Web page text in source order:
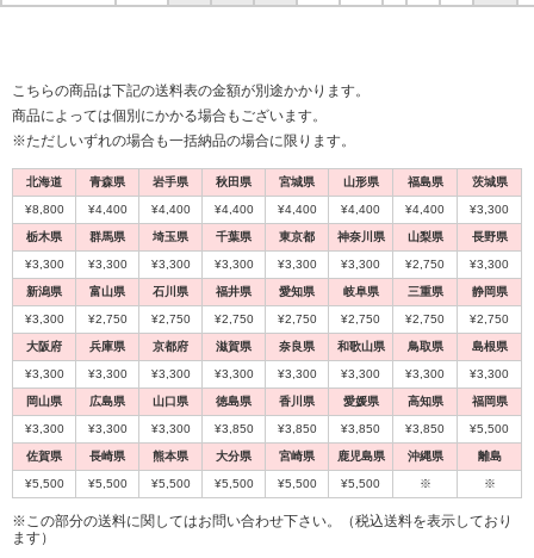
こちらの商品は下記の送料表の金額が別途かかります。
商品によっては個別にかかる場合もございます。
※ただしいずれの場合も一括納品の場合に限ります。
※この部分の送料に関してはお問い合わせ下さい。（税込送料を表示しており
ます）
北海道 青森県 岩手県 秋田県 宮城県 山形県 福島県 茨城県
¥8,800 ¥4,400 ¥4,400 ¥4,400 ¥4,400 ¥4,400 ¥4,400 ¥3,300
栃木県 群馬県 埼玉県 千葉県 東京都 神奈川県 山梨県 長野県
¥3,300 ¥3,300 ¥3,300 ¥3,300 ¥3,300 ¥3,300 ¥2,750 ¥3,300
新潟県 富山県 石川県 福井県 愛知県 岐阜県 三重県 静岡県
¥3,300 ¥2,750 ¥2,750 ¥2,750 ¥2,750 ¥2,750 ¥2,750 ¥2,750
大阪府 兵庫県 京都府 滋賀県 奈良県 和歌山県 鳥取県 島根県
¥3,300 ¥3,300 ¥3,300 ¥3,300 ¥3,300 ¥3,300 ¥3,300 ¥3,300
岡山県 広島県 山口県 徳島県 香川県 愛媛県 高知県 福岡県
¥3,300 ¥3,300 ¥3,300 ¥3,850 ¥3,850 ¥3,850 ¥3,850 ¥5,500
佐賀県 長崎県 熊本県 大分県 宮崎県 鹿児島県 沖縄県 離島
¥5,500 ¥5,500 ¥5,500 ¥5,500 ¥5,500 ¥5,500 ※ ※